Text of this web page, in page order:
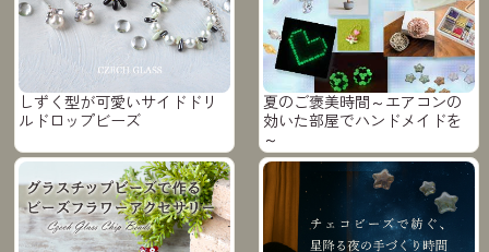
しずく型が可愛いサイドドリ
ルドロップビーズ
夏のご褒美時間～エアコンの
効いた部屋でハンドメイドを
～